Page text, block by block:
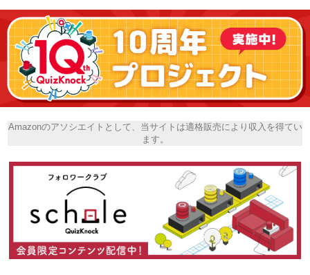
Amazonのアソシエイトとして、当サイトは適格販売により収入を得てい
ます。